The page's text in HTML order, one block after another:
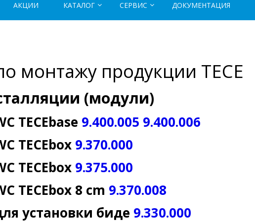
АКЦИИ КАТАЛОГ СЕРВИС ДОКУМЕНТАЦИЯ
монтажу продукции TECE
(модули)
TECEbase 9.400.005 9.400.006
TECEbox 9.370.000
TECEbox 9.375.000
TECEbox 8 cm 9.370.008
установки биде 9.330.000